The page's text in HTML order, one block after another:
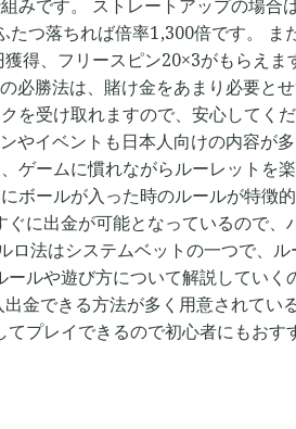
みです。 ストレートアップの場
つ落ちれば倍率1,300倍です。
得、フリースピン20×3がもらえ
必勝法は、賭け金をあまり必要と
を受け取れますので、安心してく
イベントも日本人向けの内容が
ゲームに慣れながらルーレットを
ボールが入った時のルールが特
に出金が可能となっているので
ロ法はシステムベットの一つで、
ルや遊び方について解説してい
金できる方法が多く用意されて
プレイできるので初心者にもお